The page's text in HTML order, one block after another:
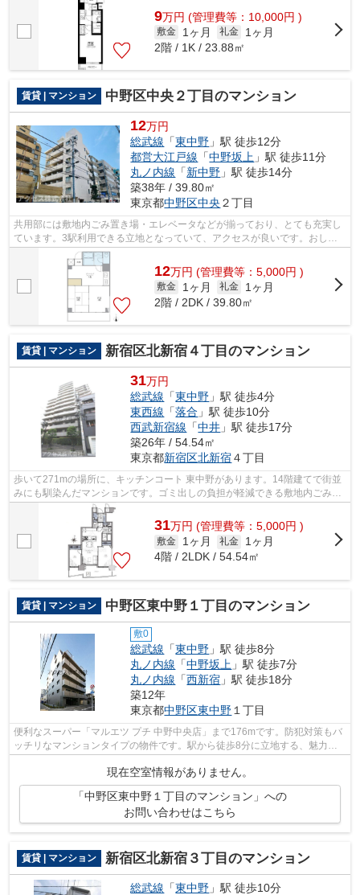
9万円 (管理費等：10,000円 )
敷金 1ヶ月 礼金
1ヶ月
2階 / 1K / 23.88㎡
賃貸 | マンション 中野区中央２丁目のマンション
12万円
総武線 「東中野 」駅 徒歩12分
都営大江戸線 「中野坂上 」駅 徒歩11分
丸ノ内線 「新中野 」駅 徒歩14分
築38年 / 39.80㎡
東京都中野区中央 ２丁目
共用部には敷地内ごみ置き場・エレベータなどが揃っており、とても充実し
ています。3駅利用できる立地となっていて、アクセスが良いです。おしゃ
れなあなたにピッタリな外観タイル張り...
12万円 (管理費等：5,000円 )
敷金 1ヶ月 礼金
1ヶ月
2階 / 2DK / 39.80㎡
賃貸 | マンション 新宿区北新宿４丁目のマンション
31万円
総武線 「東中野 」駅 徒歩4分
東西線 「落合 」駅 徒歩10分
西武新宿線 「中井 」駅 徒歩17分
築26年 / 54.54㎡
東京都新宿区北新宿４丁目
歩いて271mの場所に、キッチンコート 東中野があります。14階建てで街並
みにも馴染んだマンションです。ゴミ出しの負担が軽減できる敷地内ごみ置
き場付き物件です。こちらの物件はマン...
31万円 (管理費等：5,000円 )
敷金 1ヶ月 礼金
1ヶ月
4階 / 2LDK / 54.54㎡
賃貸 | マンション 中野区東中野１丁目のマンション
敷0
総武線 「東中野 」駅 徒歩8分
丸ノ内線 「中野坂上 」駅 徒歩7分
丸ノ内線 「西新宿 」駅 徒歩18分
築12年
東京都中野区東中野 １丁目
便利なスーパー「マルエツ プチ 中野中央店」まで176mです。防犯対策もバ
ッチリなマンションタイプの物件です。駅から徒歩8分に立地する、魅力的
な駅近物件です。外観タイル張りは、マ...
現在空室情報がありません。
「中野区東中野１丁目のマンション」への
お問い合わせはこちら
賃貸 | マンション 新宿区北新宿３丁目のマンション
総武線 「東中野 」駅 徒歩10分